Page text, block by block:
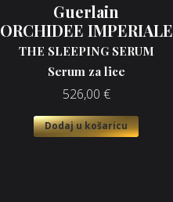
Guerlain
ORCHIDEE IMPERIALE
THE SLEEPING SERUM
Serum za lice
526,00 €
Dodaj u košaricu